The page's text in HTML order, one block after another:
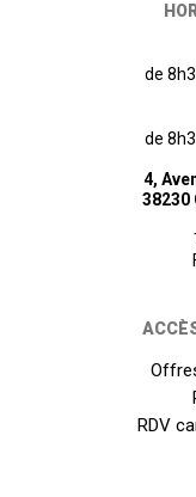
de
de
4,
38230
RDV